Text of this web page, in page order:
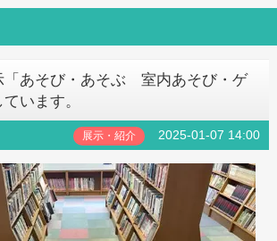
「あそび・あそぶ 室内あそび・ゲ
います。
展示・紹介 2025-01-07 14:00